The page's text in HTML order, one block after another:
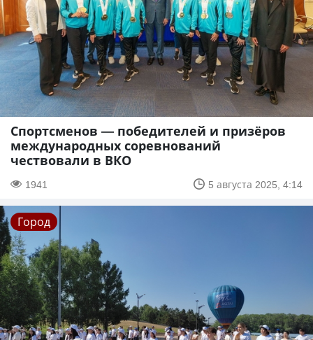
Спортсменов — победителей и призёров
международных соревнований
чествовали в ВКО
1941 5 августа 2025, 4:14
Город